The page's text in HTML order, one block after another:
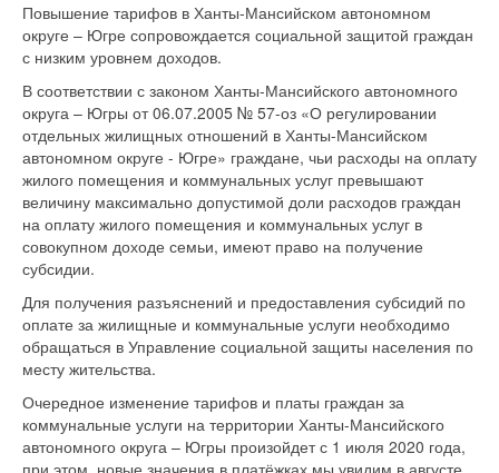
Повышение тарифов в Ханты-Мансийском автономном
округе – Югре сопровождается социальной защитой граждан
с низким уровнем доходов.
В соответствии с законом Ханты-Мансийского автономного
округа – Югры от 06.07.2005 № 57-оз «О регулировании
отдельных жилищных отношений в Ханты-Мансийском
автономном округе - Югре» граждане, чьи расходы на оплату
жилого помещения и коммунальных услуг превышают
величину максимально допустимой доли расходов граждан
на оплату жилого помещения и коммунальных услуг в
совокупном доходе семьи, имеют право на получение
субсидии.
Для получения разъяснений и предоставления субсидий по
оплате за жилищные и коммунальные услуги необходимо
обращаться в Управление социальной защиты населения по
месту жительства.
Очередное изменение тарифов и платы граждан за
коммунальные услуги на территории Ханты-Мансийского
автономного округа – Югры произойдет с 1 июля 2020 года,
при этом, новые значения в платёжках мы увидим в августе.